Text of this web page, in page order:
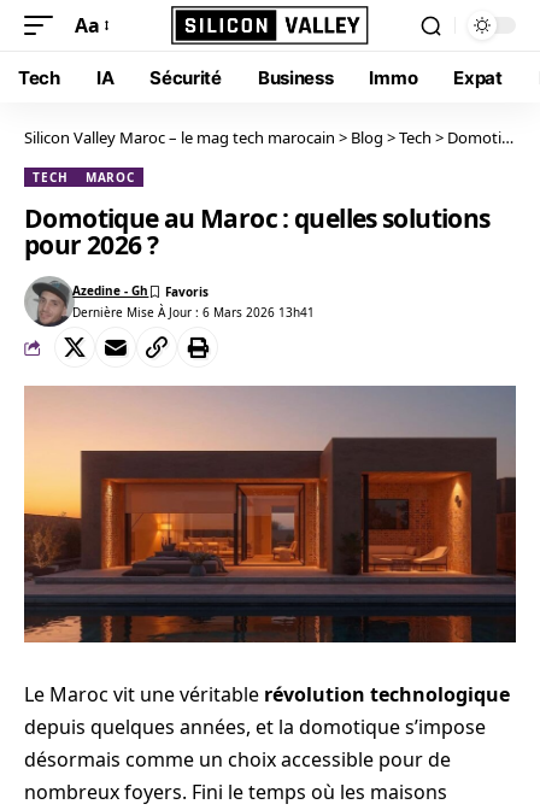
Aa
Tech IA Sécurité Business Immo Expat
Silicon Valley Maroc – le mag tech marocain > Blog >Tech > Domotique au Maroc : quelles solutions pour 2026 ?
TECH MAROC
Domotique au Maroc : quelles solutions
pour 2026 ?
Dernière Mise À Jour : 6 Mars 2026 13h41
Azedine - Gh
Le Maroc vit une véritable révolution technologique
depuis quelques années, et la domotique s’impose
désormais comme un choix accessible pour de
nombreux foyers. Fini le temps où les maisons